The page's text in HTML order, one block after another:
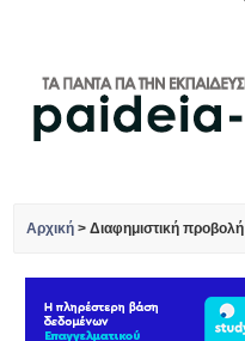
Αρχική >Διαφημιστική προβολή